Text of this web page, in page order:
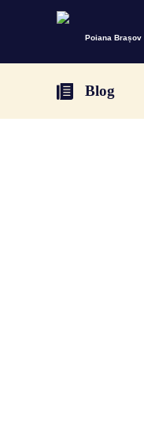
Poiana Brașov
Blog